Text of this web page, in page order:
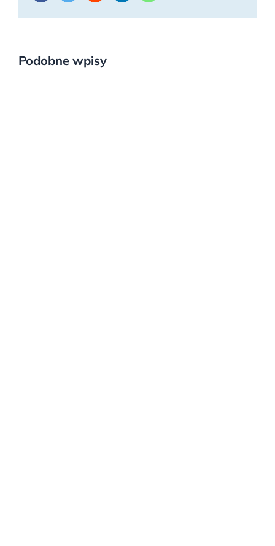
Podobne wpisy